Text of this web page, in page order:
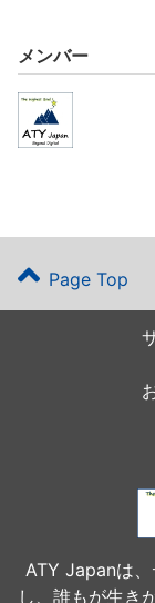
メンバー
Page Top
ATY Japanは
し、誰もが生き